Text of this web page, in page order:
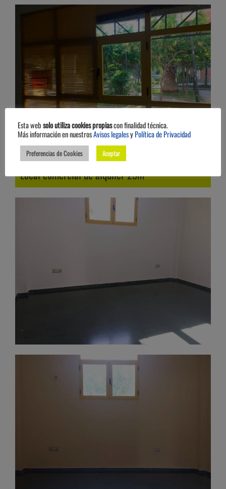
Local comercial de alquiler 25m²
Esta websolo utiliza cookies propiascon finalidad técnica.
Más información en nuestrosAvisos legalesyPolítica de Privacidad
Preferencias de Cookies Aceptar